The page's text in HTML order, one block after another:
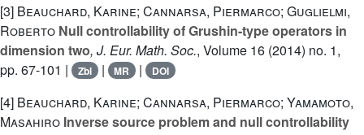
[3] Beauchard, Karine; Cannarsa, Piermarco; Guglielmi,
Roberto Null controllability of Grushin-type operators in
dimension two, J. Eur. Math. Soc., Volume 16 (2014) no. 1,
pp. 67-101 |
Zbl | MR | DOI
[4] Beauchard, Karine; Cannarsa, Piermarco; Yamamoto,
Masahiro Inverse source problem and null controllability